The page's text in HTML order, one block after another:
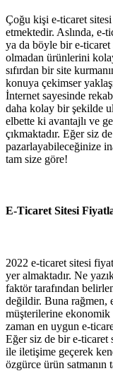
Çoğu kişi e-ticaret
etmektedir. Aslında, e-
ya da böyle bir e-ticaret
olmadan ürünlerini
sıfırdan bir site
konuya çekimser
İnternet sayesinde
daha kolay bir şekilde
elbette ki avantajlı ve
çıkmaktadır. Eğer siz
pazarlayabileceğinize
tam size göre!
E-Ticaret Sitesi
2022 e-ticaret sitesi
yer almaktadır. Ne
faktör tarafından
değildir. Buna rağmen,
müşterilerine
zaman en uygun e-
Eğer siz de bir e-ticaret
ile iletişime geçerek
özgürce ürün satmanın